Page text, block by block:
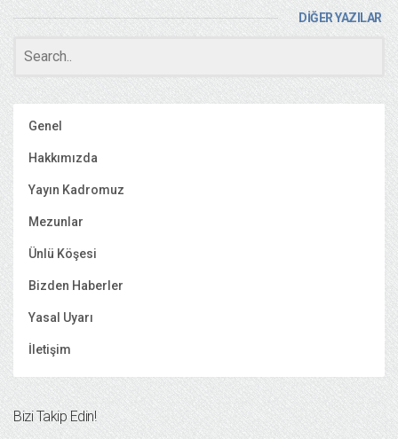
DİĞER YAZILAR
Genel
Hakkımızda
Yayın Kadromuz
Mezunlar
Ünlü Köşesi
Bizden Haberler
Yasal Uyarı
İletişim
Bizi Takip Edin!